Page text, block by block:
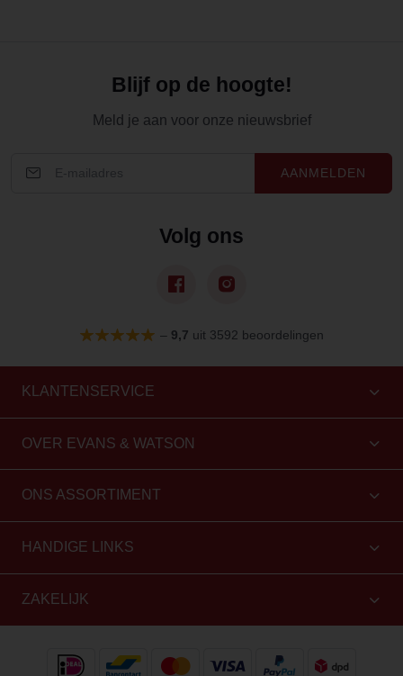
Blijf op de hoogte!
Meld je aan voor onze nieuwsbrief
AANMELDEN
Volg ons
– 9,7 uit 3592 beoordelingen
KLANTENSERVICE
OVER EVANS & WATSON
ONS ASSORTIMENT
HANDIGE LINKS
ZAKELIJK